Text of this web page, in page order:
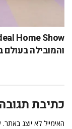
והמובילה בעולם
כתיבת תגובה
האימייל לא יוצג באתר.